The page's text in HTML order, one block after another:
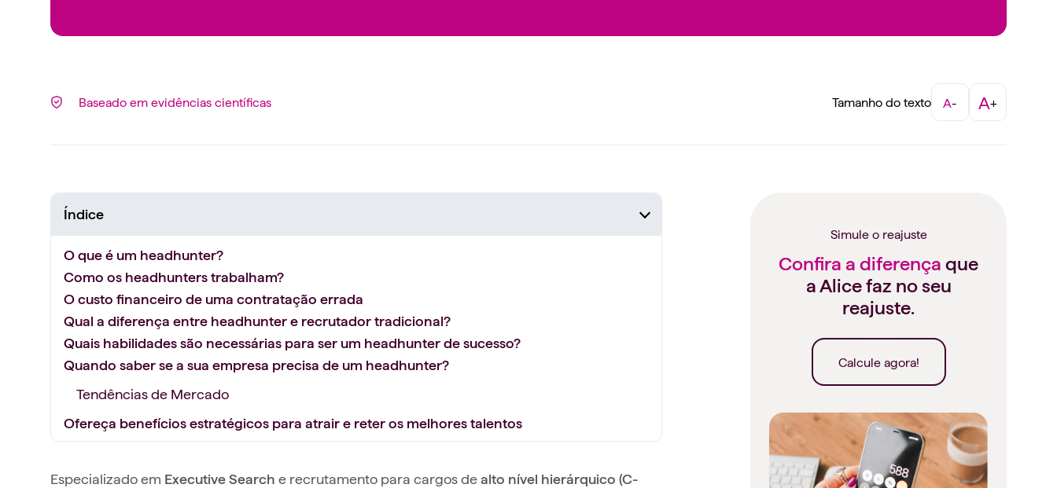
Baseado em evidências científicas Tamanho do texto A- A+
Índice
O que é um headhunter?
Como os headhunters trabalham?
O custo financeiro de uma contratação errada
Qual a diferença entre headhunter e recrutador tradicional?
Quais habilidades são necessárias para ser um headhunter de sucesso?
Quando saber se a sua empresa precisa de um headhunter?
Tendências de Mercado
Ofereça benefícios estratégicos para atrair e reter os melhores talentos
Especializado em Executive Search e recrutamento para cargos de alto nível hierárquico (C-
Simule o reajuste
Confira a diferença que
a Alice faz no seu
reajuste.
Calcule agora!